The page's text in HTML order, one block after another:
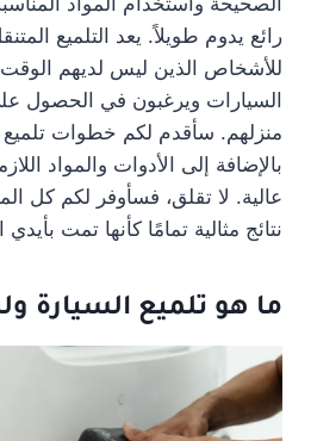
رائع يدوم طويلاً. يعد التلميع
للأشخاص الذين ليس لديهم الوقت
السيارات ويرغبون في الحصول
منزلهم. سأقدم لكم خطوات تلميع
بالإضافة إلى الأدوات والمواد
عالية. لا تقلق، فسأوفر لكم كل
نتائج مثالية تمامًا كأنها تمت
ما هو تلميع السيارة